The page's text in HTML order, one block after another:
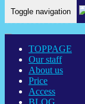
Toggle navigation
TOPPAGE
Our staff
About us
Price
Access
BLOG
Home Eng-ビー
ビーナー 神田 タ